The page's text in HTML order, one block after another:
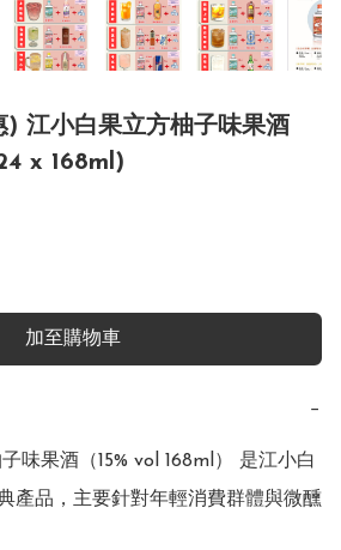
) 江小白果立方柚子味果酒
x 168ml)
加至購物車
−
味果酒（15% vol 168ml） 是江小白
產品，主要針對年輕消費群體與微醺